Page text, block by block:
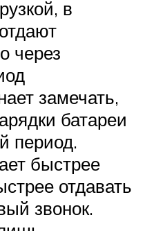
в
через
замечать,
батареи
период.
быстрее
отдавать
звонок.